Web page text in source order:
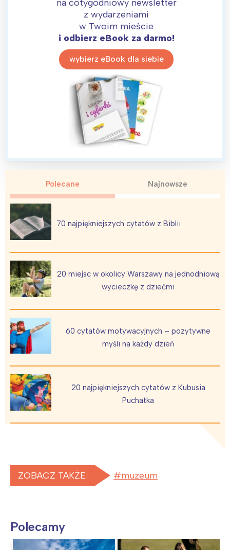
na cotygodniowy newsletter
z wydarzeniami
w Twoim mieście
i odbierz eBook za darmo!
wybierz eBook dla siebie
Polecane Najnowsze
70 najpiękniejszych cytatów z Biblii
20 miejsc w okolicy Warszawy na jednodniową
wycieczkę z dziećmi
60 cytatów motywacyjnych – pozytywne
myśli na każdy dzień
20 najpiękniejszych cytatów z Kubusia
Puchatka
ZOBACZ TAKŻE: muzeum
Polecamy
Warszawa
Łódź
Trójmiasto
Wrocław
Śląsk
Kraków
Wybieram